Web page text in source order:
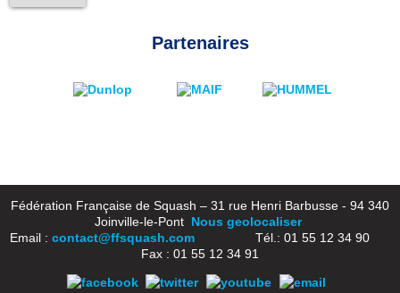
Partenaires
Fédération Française de Squash – 31 rue Henri Barbusse - 94 340
Joinville-le-Pont Nous geolocaliser
Email : contact@ffsquash.comTél.: 01 55 12 34 90
Fax : 01 55 12 34 91